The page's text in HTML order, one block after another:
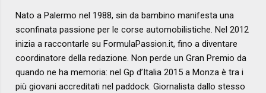
Nato a Palermo nel 1988, sin da bambino manifesta una
sconfinata passione per le corse automobilistiche. Nel 2012
inizia a raccontarle su FormulaPassion.it, fino a diventare
coordinatore della redazione. Non perde un Gran Premio da
quando ne ha memoria: nel Gp d’Italia 2015 a Monza è tra i
più giovani accreditati nel paddock. Giornalista dallo stesso